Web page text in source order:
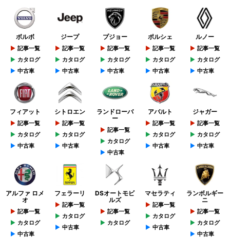
ボルボ
記事一覧
カタログ
中古車
ジープ
記事一覧
カタログ
中古車
プジョー
記事一覧
カタログ
中古車
ポルシェ
記事一覧
カタログ
中古車
ルノー
記事一覧
カタログ
中古車
フィアット
記事一覧
カタログ
中古車
シトロエン
記事一覧
カタログ
中古車
ランドローバ
ー
記事一覧
カタログ
中古車
アバルト
記事一覧
カタログ
中古車
ジャガー
記事一覧
カタログ
中古車
アルファ ロメ
オ
記事一覧
カタログ
中古車
フェラーリ
記事一覧
カタログ
中古車
DSオートモビ
ルズ
記事一覧
カタログ
マセラティ
記事一覧
カタログ
中古車
ランボルギー
ニ
記事一覧
カタログ
中古車